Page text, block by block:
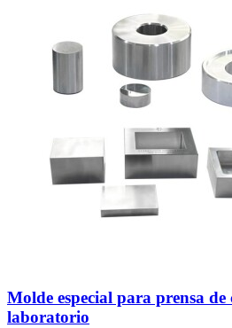
Molde especial para prensa
laboratorio